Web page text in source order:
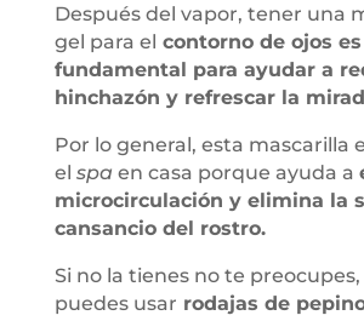
Después del vapor, tener una
gel para el contorno de ojos es
fundamental para ayudar a
hinchazón y refrescar la
Por lo general, esta mascarilla
el spa en casa porque ayuda a
microcirculación y elimina la
cansancio del rostro.
Si no la tienes no te
puedes usar rodajas de